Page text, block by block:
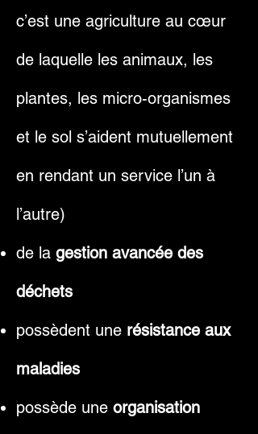
c’est une agriculture au cœur
de laquelle les animaux, les
plantes, les micro-organismes
et le sol s’aident mutuellement
en rendant un service l’un à
l’autre)
de la gestion avancée des
déchets
possèdent une résistance aux
maladies
possède une organisation